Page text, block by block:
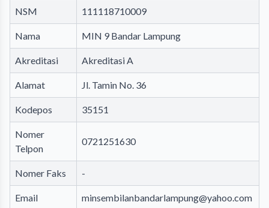
NSM 111118710009
Nama MIN 9 Bandar Lampung
Akreditasi Akreditasi A
Alamat Jl. Tamin No. 36
Kodepos 35151
Nomer
Telpon
0721251630
Nomer Faks -
Email minsembilanbandarlampung@yahoo.com